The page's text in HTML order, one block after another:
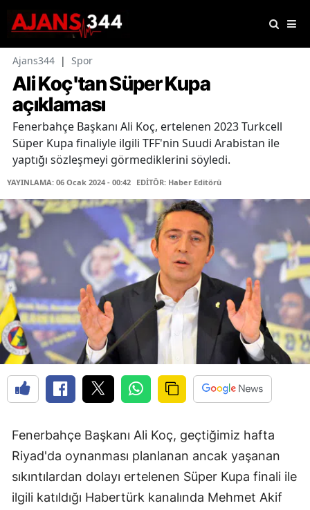
Ajans344 | Spor
Ali Koç'tan Süper Kupa
açıklaması
Fenerbahçe Başkanı Ali Koç, ertelenen 2023 Turkcell
Süper Kupa finaliyle ilgili TFF'nin Suudi Arabistan ile
yaptığı sözleşmeyi görmediklerini söyledi.
YAYINLAMA: 06 Ocak 2024 - 00:42 EDİTÖR: Haber Editörü
Fenerbahçe Başkanı Ali Koç, geçtiğimiz hafta
Riyad'da oynanması planlanan ancak yaşanan
sıkıntılardan dolayı ertelenen Süper Kupa finali ile
ilgili katıldığı Habertürk kanalında Mehmet Akif